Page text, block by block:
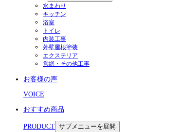
水まわり
キッチン
浴室
トイレ
内装工事
外壁屋根塗装
エクステリア
営繕・その他工事
お客様の声
VOICE
おすすめ商品
PRODUCT サブメニューを展開